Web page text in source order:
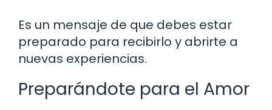
Es un mensaje de que debes estar
preparado para recibirlo y abrirte a
nuevas experiencias.
Preparándote para el Amor